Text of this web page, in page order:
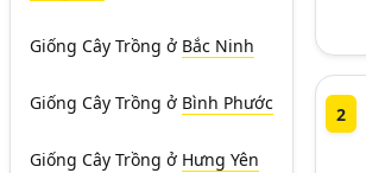
Giống Cây Trồng ở Bắc Ninh
Giống Cây Trồng ở Bình Phước
Giống Cây Trồng ở Hưng Yên
2